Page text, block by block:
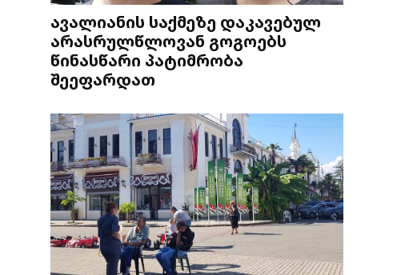
ავალიანის საქმეზე დაკავებულ
არასრულწლოვან გოგოებს
წინასწარი პატიმრობა
შეეფარდათ